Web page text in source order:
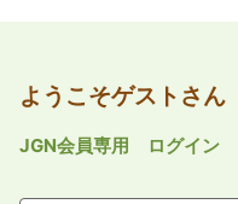
ようこそゲストさん
JGN会員専用 ログイン